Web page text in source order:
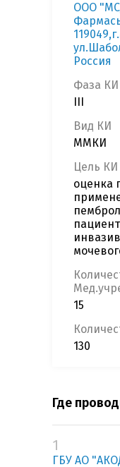
ООО
Россия
Фаза КИ
Вид КИ
ММКИ
Цель КИ
оценка
15
130
Где
1
ГБУ АО